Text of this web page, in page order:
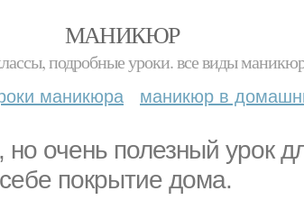
МАНИКЮР
подробные уроки. все виды
маникюра маникюр в
но очень полезный урок
покрытие дома.